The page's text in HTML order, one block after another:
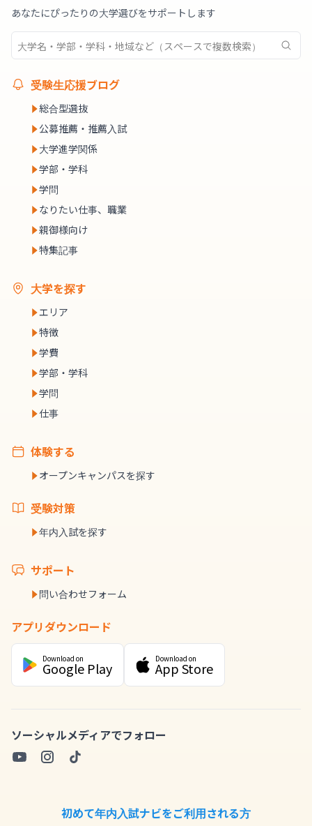
あなたにぴったりの大学選びをサポートします
受験生応援ブログ
総合型選抜
公募推薦・推薦入試
大学進学関係
学部・学科
学問
なりたい仕事、職業
親御様向け
特集記事
大学を探す
エリア
特徴
学費
学部・学科
学問
仕事
体験する
オープンキャンパスを探す
受験対策
年内入試を探す
サポート
問い合わせフォーム
アプリダウンロード
Download on
Google Play
Download on
App Store
ソーシャルメディアでフォロー
初めて年内入試ナビをご利用される方